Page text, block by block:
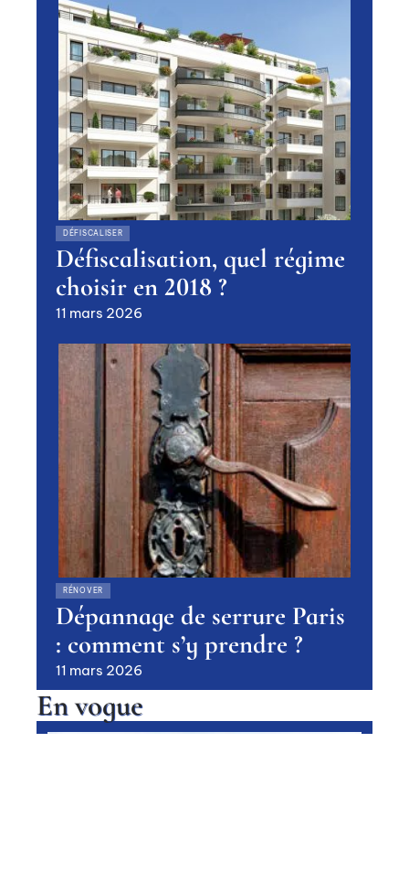
DÉFISCALISER
Défiscalisation, quel régime
choisir en 2018 ?
11 mars 2026
RÉNOVER
Dépannage de serrure Paris
: comment s’y prendre ?
11 mars 2026
En vogue